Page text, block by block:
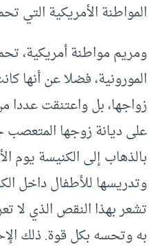
المواطنة الأمريكية التي
ومريم مواطنة أمريكية،
المورونية، فضلا عن أنها
زواجها، بل واعتنقت عددا
على ديانة زوجها المتعصب
بالذهاب إلى الكنيسة يوم
وتدريسها للأطفال داخل
تشعر بهذا النقص الذي لا
به وتحسه بكل قوة. ذلك